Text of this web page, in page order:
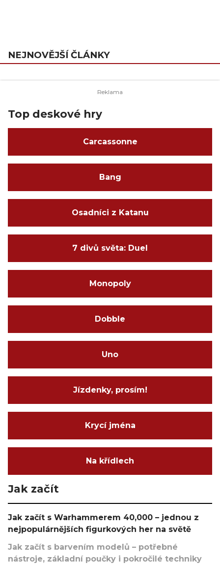
NEJNOVĚJŠÍ ČLÁNKY
Top deskové hry
Carcassonne
Bang
Osadníci z Katanu
7 divů světa: Duel
Monopoly
Dobble
Uno
Jízdenky, prosím!
Krycí jména
Na křídlech
Jak začít
Jak začít s Warhammerem 40,000 – jednou z
nejpopulárnějších figurkových her na světě
Jak začít s barvením modelů – potřebné
nástroje, základní poučky i pokročilé techniky